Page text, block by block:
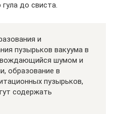
до свиста.
и
пузырьков вакуума в
шумом и
образование в
пузырьков,
содержать